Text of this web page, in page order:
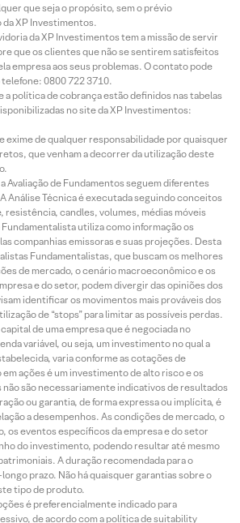
que seja o propósito, sem o prévio
XP Investimentos.
da XP Investimentos tem a missão de servir
que os clientes que não se sentirem satisfeitos
empresa aos seus problemas. O contato pode
0800 722 3710.
a política de cobrança estão definidos nas tabelas
no site da XP Investimentos:
exime de qualquer responsabilidade por quaisquer
que venham a decorrer da utilização deste
Avaliação de Fundamentos seguem diferentes
Análise Técnica é executada seguindo conceitos
candles, volumes, médias móveis
utiliza como informação os
companhias emissoras e suas projeções. Desta
Fundamentalistas, que buscam os melhores
de mercado, o cenário macroeconômico e os
e do setor, podem divergir das opiniões dos
identificar os movimentos mais prováveis dos
de “stops” para limitar as possíveis perdas.
de uma empresa que é negociada no
variável, ou seja, um investimento no qual a
varia conforme as cotações de
ações é um investimento de alto risco e os
são necessariamente indicativos de resultados
ou garantia, de forma expressa ou implícita, é
a desempenhos. As condições de mercado, o
os eventos específicos da empresa e do setor
do investimento, podendo resultar até mesmo
A duração recomendada para o
prazo. Não há quaisquer garantias sobre o
tipo de produto.
é preferencialmente indicado para
de acordo com a política de suitability